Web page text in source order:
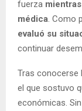
fuerza
médica. Como
evaluó su
continuar
Tras conocerse
el que sostuvo
económicas.